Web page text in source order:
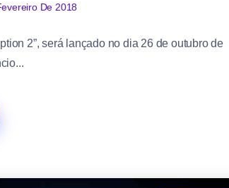
De 2018
2”, será lançado no dia 26 de outubro de